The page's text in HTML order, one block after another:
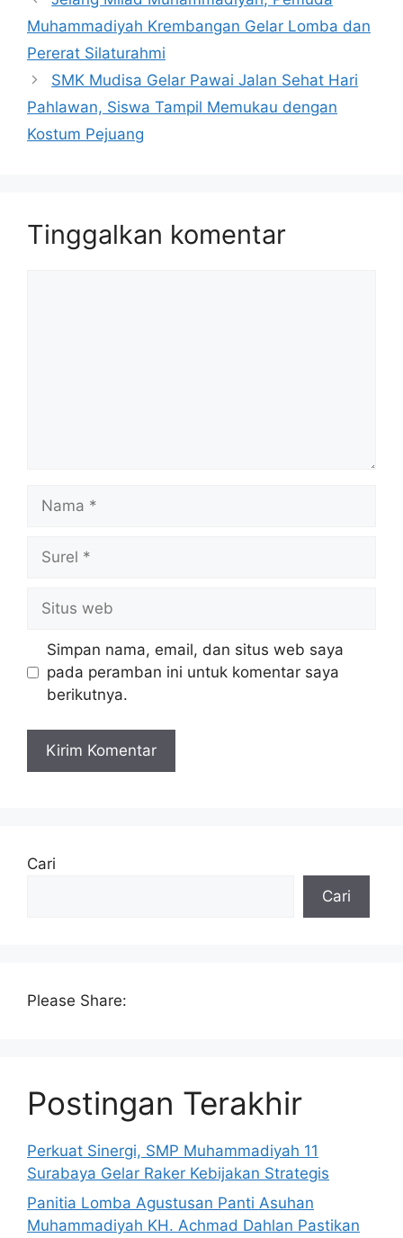
Muhammadiyah Krembangan Gelar Lomba dan
Pererat Silaturahmi
SMK Mudisa Gelar Pawai Jalan Sehat Hari
Pahlawan, Siswa Tampil Memukau dengan
Kostum Pejuang
Tinggalkan komentar
Nama
Surel
Situs
web
Simpan nama, email, dan situs web saya
pada peramban ini untuk komentar saya
berikutnya.
Cari
Cari
Please Share:
Postingan Terakhir
Perkuat Sinergi, SMP Muhammadiyah 11
Surabaya Gelar Raker Kebijakan Strategis
Panitia Lomba Agustusan Panti Asuhan
Muhammadiyah KH. Achmad Dahlan Pastikan